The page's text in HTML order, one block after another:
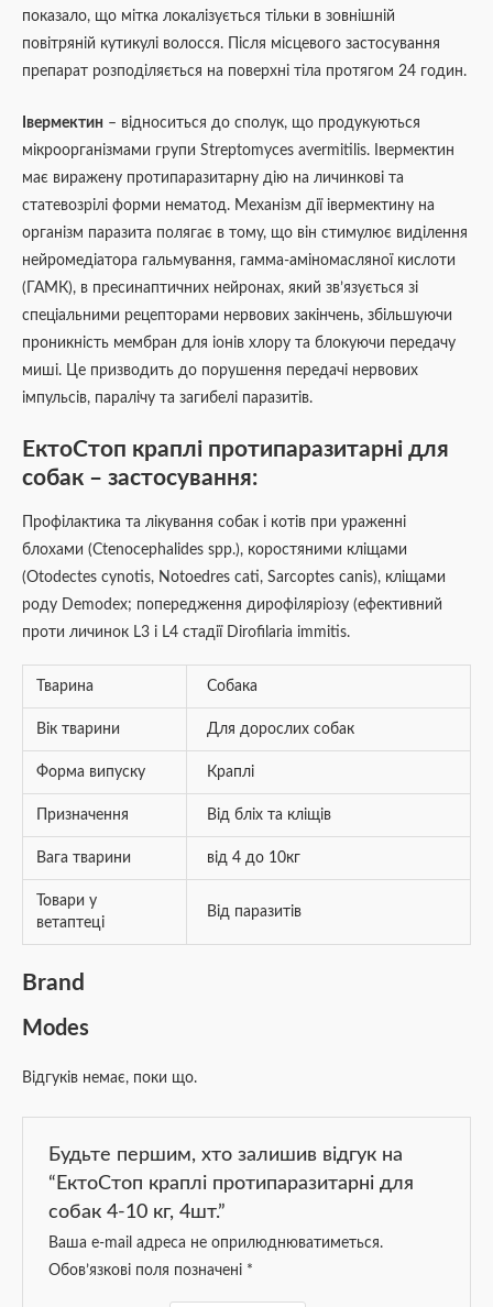
показало, що мітка локалізується тільки в зовнішній
повітряній кутикулі волосся. Після місцевого застосування
препарат розподіляється на поверхні тіла протягом 24 годин.
Івермектин – відноситься до сполук, що продукуються
мікроорганізмами групи Streptomyces avermitilis. Івермектин
має виражену протипаразитарну дію на личинкові та
статевозрілі форми нематод. Механізм дії івермектину на
організм паразита полягає в тому, що він стимулює виділення
нейромедіатора гальмування, гамма-аміномасляної кислоти
(ГАМК), в пресинаптичних нейронах, який зв’язується зі
спеціальними рецепторами нервових закінчень, збільшуючи
проникність мембран для іонів хлору та блокуючи передачу
миші. Це призводить до порушення передачі нервових
імпульсів, паралічу та загибелі паразитів.
ЕктоСтоп краплі протипаразитарні для
собак – застосування:
Профілактика та лікування собак і котів при ураженні
блохами (Ctenocephalides spp.), коростяними кліщами
(Otodectes cynotis, Notoedres cati, Sarcoptes canis), кліщами
роду Demodex; попередження дирофіляріозу (ефективний
проти личинок L3 і L4 стадії Dirofilaria immitis.
Тварина Собака
Вік тварини Для дорослих собак
Форма випуску Краплі
Призначення Від бліх та кліщів
Вага тварини від 4 до 10кг
Товари у
ветаптеці
Від паразитів
Brand
Modes
Відгуків немає, поки що.
Будьте першим, хто залишив відгук на
“ЕктоСтоп краплі протипаразитарні для
собак 4-10 кг, 4шт.”
Ваша e-mail адреса не оприлюднюватиметься.
Обов’язкові поля позначені *